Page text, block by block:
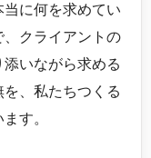
に何を求めてい
、クライアントの
いながら求める
、私たちつくる
す。